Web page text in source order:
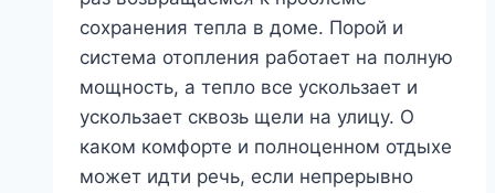
сохранения тепла в доме. Порой и
система отопления работает на полную
мощность, а тепло все ускользает и
ускользает сквозь щели на улицу. О
каком комфорте и полноценном отдыхе
может идти речь, если непрерывно